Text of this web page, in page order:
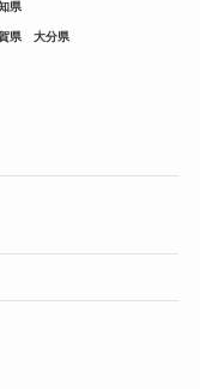
県
県 大分県